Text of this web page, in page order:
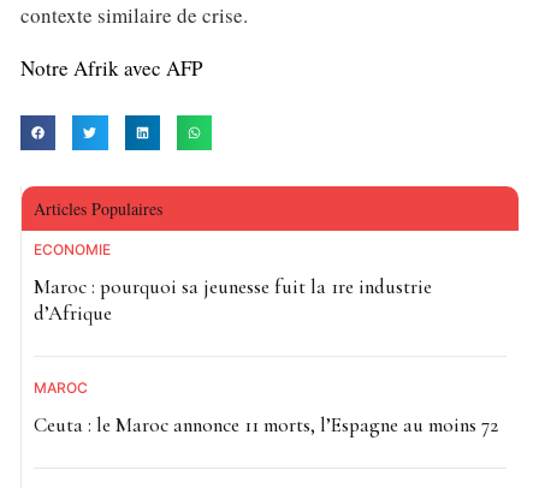
contexte similaire de crise.
Notre Afrik avec AFP
Articles Populaires
ECONOMIE
Maroc : pourquoi sa jeunesse fuit la 1re industrie
d’Afrique
MAROC
Ceuta : le Maroc annonce 11 morts, l’Espagne au moins 72